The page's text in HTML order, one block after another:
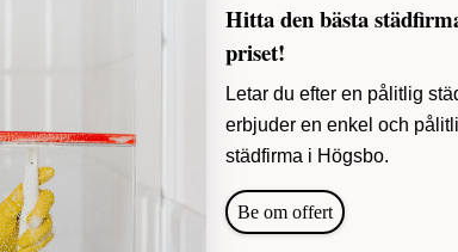
Hitta den bästa
priset!
Letar du efter en pålitlig
erbjuder en enkel och
städfirma i Högsbo.
Be om offert